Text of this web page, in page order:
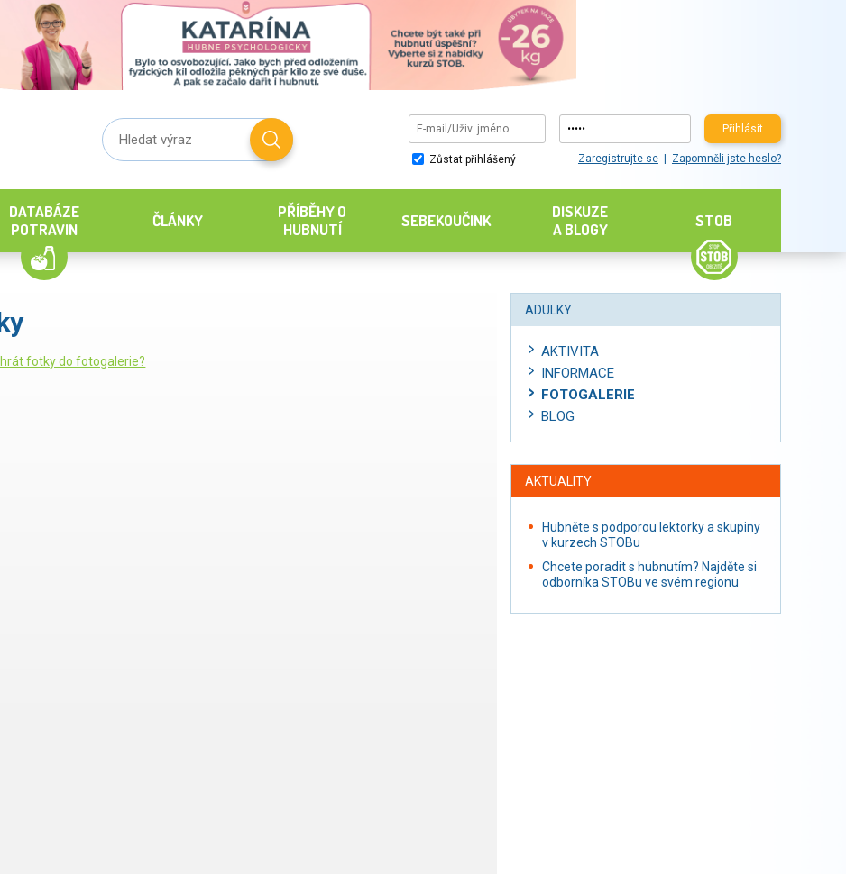
Přihlásit
Zůstat přihlášený Zaregistrujte se Zapomněli jste heslo?
DATABÁZE
POTRAVIN
ČLÁNKY
PŘÍBĚHY O
HUBNUTÍ
SEBEKOUČINK
DISKUZE
A BLOGY
STOB
fotky do fotogalerie?
ADULKY
AKTIVITA
INFORMACE
FOTOGALERIE
BLOG
AKTUALITY
Hubněte s podporou lektorky a skupiny
v kurzech STOBu
Chcete poradit s hubnutím? Najděte si
odborníka STOBu ve svém regionu